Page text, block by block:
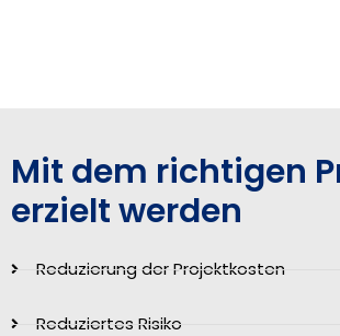
Mit dem richtigen
erzielt werden
Reduzierung der Projektkosten
Reduziertes Risiko